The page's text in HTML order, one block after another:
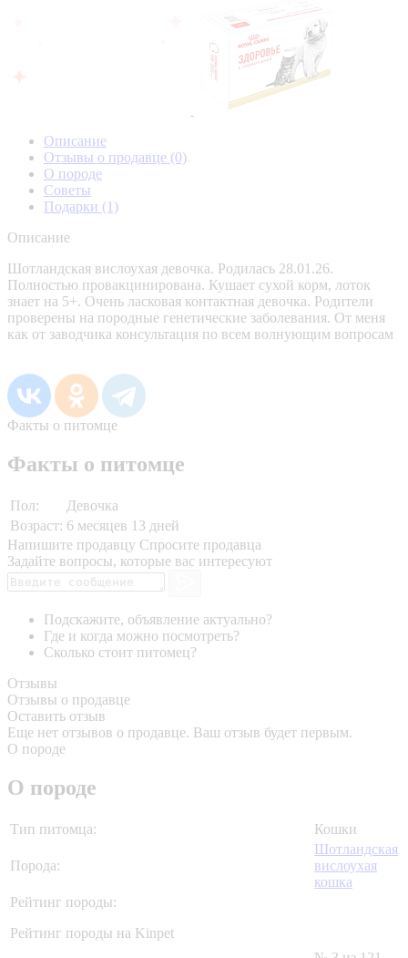
Описание
Отзывы о продавце (0)
О породе
Советы
Подарки (1)
Описание
Шотландская вислоухая девочка. Родилась 28.01.26.
Полностью провакцинирована. Кушает сухой корм, лоток
знает на 5+. Очень ласковая контактная девочка. Родители
проверены на породные генетические заболевания. От меня
как от заводчика консультация по всем волнующим вопросам
Факты о питомце
Факты о питомце
Пол:
Девочка
Возраст: 6 месяцев 13 дней
Напишите продавцу Спросите продавца
Задайте вопросы, которые вас интересуют
Подскажите, объявление актуально?
Где и когда можно посмотреть?
Сколько стоит питомец?
Отзывы
Отзывы о продавце
Оставить отзыв
Еще нет отзывов о продавце. Ваш отзыв будет первым.
О породе
О породе
Тип питомца: Кошки
Порода:
Шотландская
вислоухая
кошка
Рейтинг породы:
Рейтинг породы на Kinpet